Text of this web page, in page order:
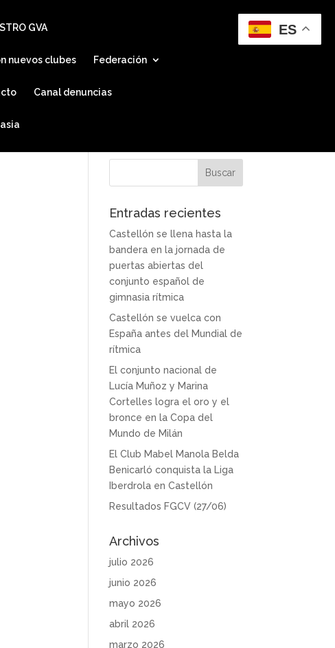
GVA
nuevos clubes Federación
Canal denuncias
Entradas recientes
Castellón se llena hasta la
bandera en la jornada de
puertas abiertas del
conjunto español de
gimnasia rítmica
Castellón se vuelca con
España antes del Mundial de
rítmica
El conjunto nacional de
Lucía Muñoz y Marina
Cortelles logra el oro y el
bronce en la Copa del
Mundo de Milán
El Club Mabel Manola Belda
Benicarló conquista la Liga
Iberdrola en Castellón
Resultados FGCV (27/06)
Archivos
julio 2026
junio 2026
mayo 2026
abril 2026
marzo 2026
ES